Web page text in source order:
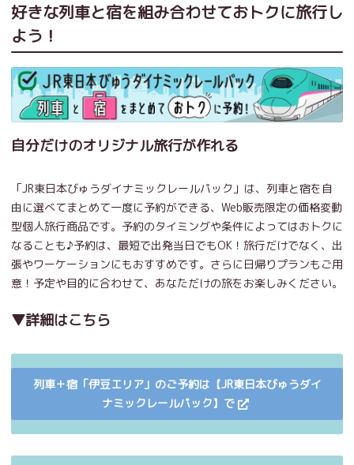
好きな列車と宿を組み合わせておトクに旅行し
よう！
自分だけのオリジナル旅行が作れる
「JR東日本びゅうダイナミックレールパック」は、列車と宿を自
由に選べてまとめて一度に予約ができる、Web販売限定の価格変動
型個人旅行商品です。予約のタイミングや条件によってはおトクに
なることも♪予約は、最短で出発当日でもOK！旅行だけでなく、出
張やワーケーションにもおすすめです。さらに日帰りプランもご用
意！予定や目的に合わせて、あなただけの旅をお楽しみください。
▼詳細はこちら
列車＋宿「伊豆エリア」のご予約は【JR東日本びゅうダイ
ナミックレールパック】で